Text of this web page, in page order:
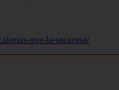
que-la-sacarosa/